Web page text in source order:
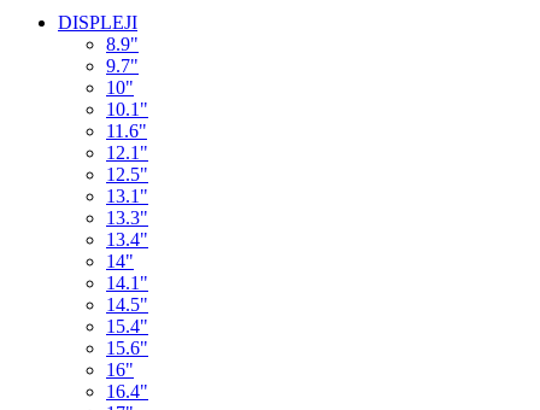
DISPLEJI
8.9"
9.7"
10"
10.1"
11.6"
12.1"
12.5"
13.1"
13.3"
13.4"
14"
14.1"
14.5"
15.4"
15.6"
16"
16.4"